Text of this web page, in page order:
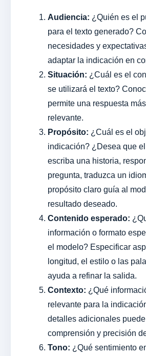
Audiencia: ¿Quién es el
para el texto generado?
necesidades y
adaptar la indicación en
Situación: ¿Cuál es el
se utilizará el texto?
permite una respuesta
relevante.
Propósito: ¿Cuál es el
indicación? ¿Desea que
escriba una historia,
pregunta, traduzca un
propósito claro guía al
resultado deseado.
Contenido esperado:
información o formato
el modelo? Especificar
longitud, el estilo o las
ayuda a refinar la salida.
Contexto: ¿Qué
relevante para la
detalles adicionales
comprensión y precisión
Tono: ¿Qué sentimiento